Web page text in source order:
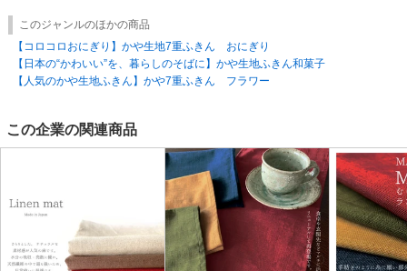
このジャンルのほかの商品
【コロコロおにぎり】かや生地7重ふきん おにぎり
【日本の“かわいい”を、暮らしのそばに】かや生地ふきん和菓子
【人気のかや生地ふきん】かや7重ふきん フラワー
この企業の関連商品